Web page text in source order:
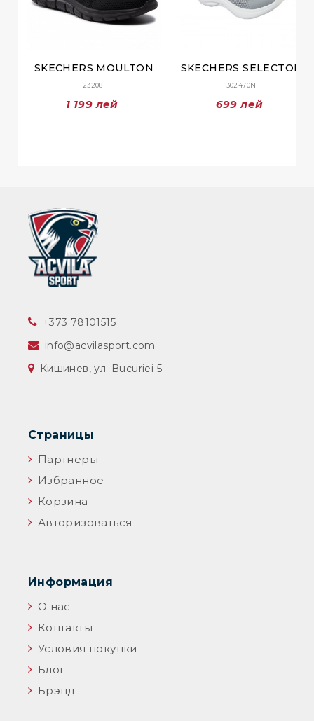
SKECHERS MOULTON
232081
1 199 лей
SKECHERS SELECTOR
302470N
699 лей
‎+373 78101515
info@acvilasport.com
Кишинев, ул. Bucuriei 5
Страницы
Партнеры
Избранное
Корзина
Авторизоваться
Информация
О нас
Контакты
Условия покупки
Блог
Брэнд